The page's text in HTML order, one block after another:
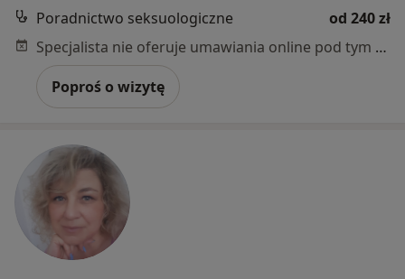
Poradnictwo seksuologiczne
od 240 zł
Specjalista nie oferuje umawiania online pod tym adresem.
Poproś o wizytę